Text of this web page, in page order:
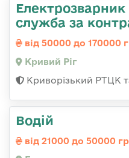
Електрозварник
служба за
від 50000 до 170000
Кривий Ріг
Криворізький РТЦК
Водій
від 21000 до 50000